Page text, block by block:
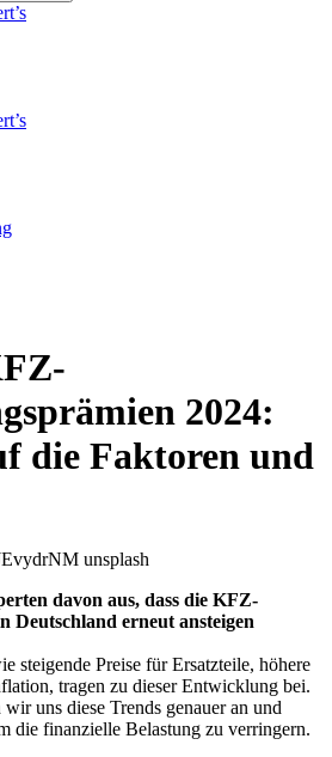
2024:
die Faktoren und
davon aus, dass die KFZ-
Deutschland erneut ansteigen
steigende Preise für Ersatzteile, höhere
tragen zu dieser Entwicklung bei.
uns diese Trends genauer an und
die finanzielle Belastung zu verringern.